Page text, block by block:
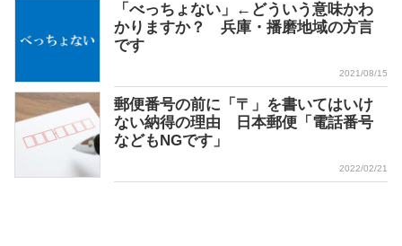
「べっちょない」←どういう意味かわ
かりますか？ 兵庫・播磨地域の方言
です
2021/08/15
郵便番号の前に「〒」を書いてはいけ
ない納得の理由 日本郵便「電話番号
などもNGです」
2022/02/21